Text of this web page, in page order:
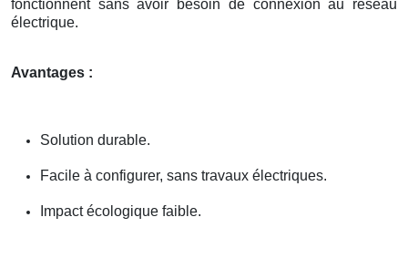
fonctionnent sans avoir besoin de connexion au réseau
électrique.
Avantages :
Solution durable.
Facile à configurer, sans travaux électriques.
Impact écologique faible.